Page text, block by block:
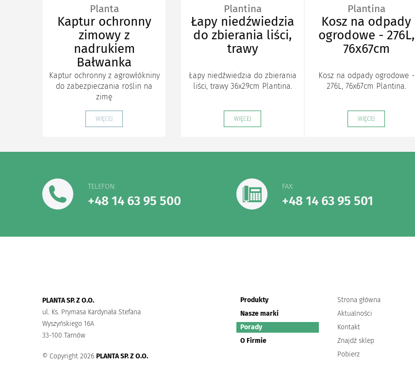
Planta
Kaptur ochronny
zimowy z
nadrukiem
Bałwanka
Kaptur ochronny z agrowłókniny
do zabezpieczania roślin na
zimę
WIĘCEJ
Plantina
Łapy niedźwiedzia
do zbierania liści,
trawy
Łapy niedźwiedzia do zbierania
liści, trawy 36x29cm Plantina.
WIĘCEJ
Plantina
Kosz na odpady
ogrodowe - 276L,
76x67cm
Kosz na odpady ogrodowe -
276L, 76x67cm Plantina.
WIĘCEJ
TELEFON:
+48 14 63 95 500
FAX:
+48 14 63 95 501
PLANTA SP. Z O.O.
ul. Ks. Prymasa Kardynała Stefana
Wyszyńskiego 16A
33-100 Tarnów
© Copyright 2026 PLANTA SP. Z O.O.
Produkty
Nasze marki
Porady
O Firmie
Strona główna
Aktualności
Kontakt
Znajdź sklep
Pobierz